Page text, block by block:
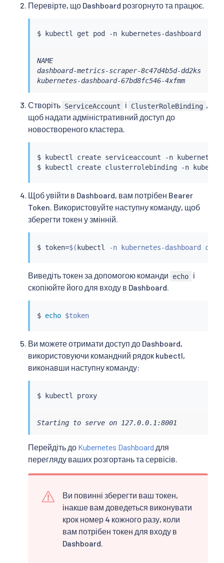
Перевірте, що Dashboard розгорнуто та працює.
$ kubectl
NAME                                         READY
dashboard-metrics-scraper-8c47d4b5d-
kubernetes-dashboard-67bd8fc546-4xfmm
Створіть ServiceAccount і ClusterRoleBinding ,
щоб надати адміністративний доступ до
новоствореного кластера.
$ kubectl create serviceaccount -n kubernetes-
$
kubectl create clusterrolebinding -n
Щоб увійти в Dashboard, вам потрібен Bearer
Token. Використовуйте наступну команду, щоб
зберегти токен у змінній.
$ token=$( kubectl -n kubernetes-dashboard
Виведіть токен за допомогою команди echo
і
скопіюйте його для входу в Dashboard.
$ echo $token
Ви можете отримати доступ до Dashboard,
використовуючи командний рядок kubectl,
виконавши наступну команду:
$ kubectl proxy
Starting to serve on 127.0.0.1:8001
Перейдіть до Kubernetes Dashboard для
перегляду ваших розгортань та сервісів.
Ви повинні зберегти ваш токен,
інакше вам доведеться виконувати
крок номер 4 кожного разу, коли
вам потрібен токен для входу в
Dashboard.